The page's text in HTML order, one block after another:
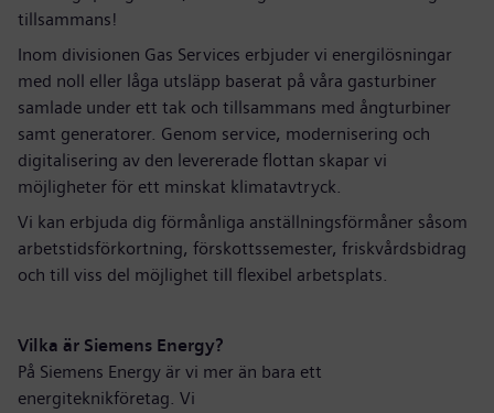
tillsammans!
Inom divisionen Gas Services erbjuder vi energilösningar
med noll eller låga utsläpp baserat på våra gasturbiner
samlade under ett tak och tillsammans med ångturbiner
samt generatorer. Genom service, modernisering och
digitalisering av den levererade flottan skapar vi
möjligheter för ett minskat klimatavtryck.
Vi kan erbjuda dig förmånliga anställningsförmåner såsom
arbetstidsförkortning, förskottssemester, friskvårdsbidrag
och till viss del möjlighet till flexibel arbetsplats.
Vilka är Siemens Energy?
På Siemens Energy är vi mer än bara ett
energiteknikföretag. Vi